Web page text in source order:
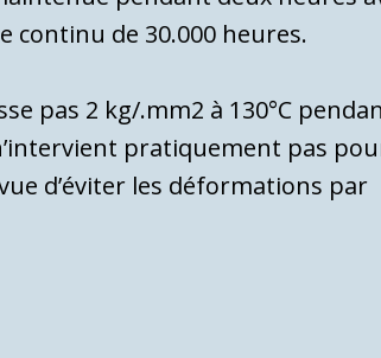
continu de 30.000 heures.
pas 2 kg/.mm2 à 130°C
pratiquement pas
d’éviter les déformations par